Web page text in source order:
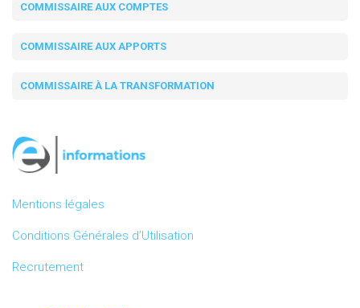
COMMISSAIRE AUX COMPTES
COMMISSAIRE AUX APPORTS
COMMISSAIRE À LA TRANSFORMATION
Mentions légales
Conditions Générales d’Utilisation
Recrutement